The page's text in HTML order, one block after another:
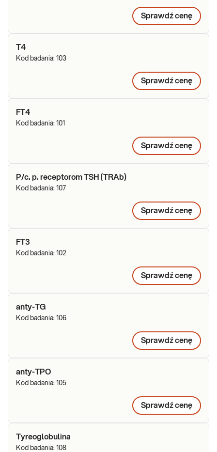
Sprawdź cenę
T4
Kod badania: 103
Sprawdź cenę
FT4
Kod badania: 101
Sprawdź cenę
P/c. p. receptorom TSH (TRAb)
Kod badania: 107
Sprawdź cenę
FT3
Kod badania: 102
Sprawdź cenę
anty-TG
Kod badania: 106
Sprawdź cenę
anty-TPO
Kod badania: 105
Sprawdź cenę
Tyreoglobulina
Kod badania: 108